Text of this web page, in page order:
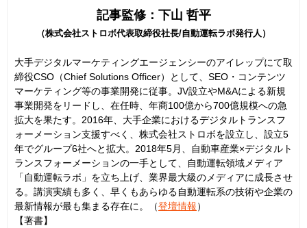
記事監修：下山 哲平
（株式会社ストロボ代表取締役社長/自動運転ラボ発行人）
大手デジタルマーケティングエージェンシーのアイレップにて取
締役CSO（Chief Solutions Officer）として、SEO・コンテンツ
マーケティング等の事業開発に従事。JV設立やM&Aによる新規
事業開発をリードし、在任時、年商100億から700億規模への急
拡大を果たす。2016年、大手企業におけるデジタルトランスフ
ォーメーション支援すべく、株式会社ストロボを設立し、設立5
年でグループ6社へと拡大。2018年5月、自動車産業×デジタルト
ランスフォーメーションの一手として、自動運転領域メディア
「自動運転ラボ」を立ち上げ、業界最大級のメディアに成長させ
る。講演実績も多く、早くもあらゆる自動運転系の技術や企業の
最新情報が最も集まる存在に。（登壇情報）
【著書】